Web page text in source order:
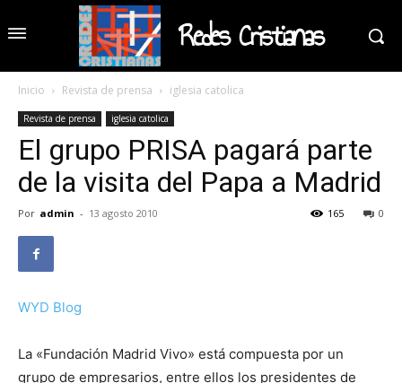
Redes Cristianas
Inicio Revista de prensa iglesia catolica
Revista de prensa iglesia catolica
El grupo PRISA pagará parte
de la visita del Papa a Madrid
Por admin - 13 agosto 2010 0
165
WYD Blog
La «Fundación Madrid Vivo» está compuesta por un
grupo de empresarios, entre ellos los presidentes de